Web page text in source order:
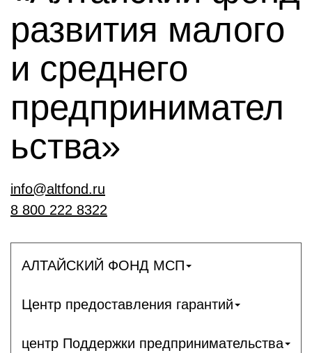
развития малого
и среднего
предпринимател
ьства»
info@altfond.ru
8 800 222 8322
АЛТАЙСКИЙ ФОНД МСП
Центр предоставления гарантий
центр Поддержки предпринимательства